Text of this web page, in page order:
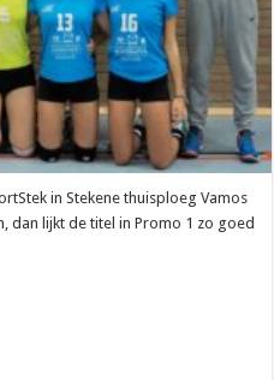
in Stekene thuisploeg Vamos
dan lijkt de titel in Promo 1 zo goed